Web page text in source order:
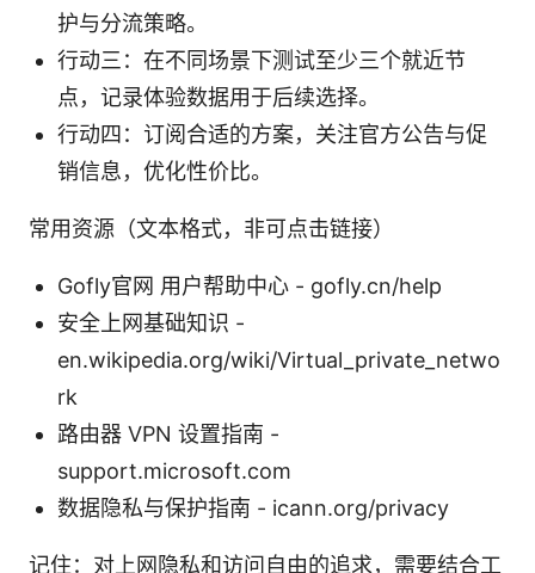
护与分流策略。
行动三：在不同场景下测试至少三个就近节
点，记录体验数据用于后续选择。
行动四：订阅合适的方案，关注官方公告与促
销信息，优化性价比。
常用资源（文本格式，非可点击链接）
Gofly官网 用户帮助中心 - gofly.cn/help
安全上网基础知识 -
en.wikipedia.org/wiki/Virtual_private_netwo
rk
路由器 VPN 设置指南 -
support.microsoft.com
数据隐私与保护指南 - icann.org/privacy
记住：对上网隐私和访问自由的追求，需要结合工